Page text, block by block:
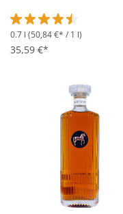
Durchschnittliche
0.7 l (50,84 €* / 1 l)
35,59 €*